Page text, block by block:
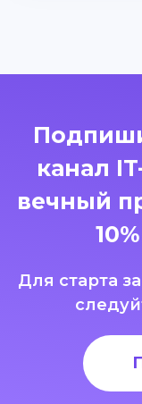
канал
вечный
Для старта